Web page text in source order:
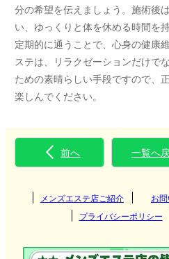
分の希望を伝えましょう。施術後
い、ゆっくりと体を休める時間を
定期的に通うことで、心身の健康
ステは、リラクゼーションだけで
ための素晴らしい手段ですので、
楽しんでください。
前へ 一覧へ
メンズエステ店ご紹介 お
プライバシーポリシー